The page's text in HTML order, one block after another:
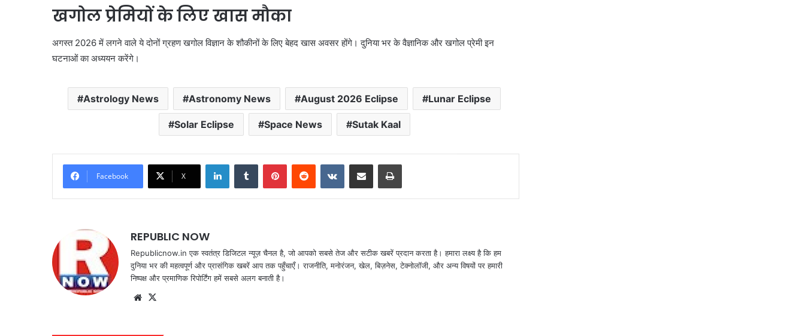
खगोल प्रेमियों के लिए खास मौका
अगस्त 2026 में लगने वाले ये दोनों ग्रहण खगोल विज्ञान के शौकीनों के लिए बेहद खास अवसर होंगे। दुनिया भर के वैज्ञानिक और खगोल प्रेमी इन
घटनाओं का अध्ययन करेंगे।
Astrology News Astronomy News August 2026 Eclipse Lunar Eclipse
Solar Eclipse Space News Sutak Kaal
Facebook X
LinkedInTumblr PinterestReddit VKontakteShare via Email Print
REPUBLIC NOW
Republicnow.in एक स्वतंत्र डिजिटल न्यूज़ चैनल है, जो आपको सबसे तेज और सटीक खबरें प्रदान करता है। हमारा लक्ष्य है कि हम
दुनिया भर की महत्वपूर्ण और प्रासंगिक खबरें आप तक पहुँचाएँ। राजनीति, मनोरंजन, खेल, बिज़नेस, टेक्नोलॉजी, और अन्य विषयों पर हमारी
निष्पक्ष और प्रमाणिक रिपोर्टिंग हमें सबसे अलग बनाती है।
Website